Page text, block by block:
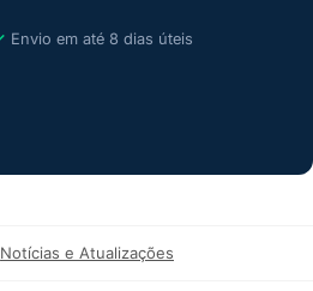
Envio em até 8 dias úteis
Notícias e Atualizações